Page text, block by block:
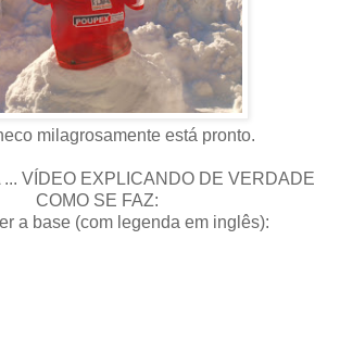
milagrosamente está pronto.
VÍDEO EXPLICANDO DE VERDADE
COMO SE FAZ:
a base (com legenda em inglês):